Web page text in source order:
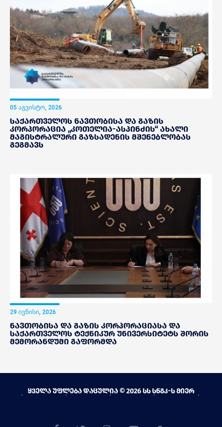
05 აგვისტო, 2026
საქართველოს ნავთობისა და გაზის
კორპორაცია „კოთელია-ასპინძის“ ახალი
მაგისტრალური გაზსადენის მშენებლობას
გეგმავს
29 ივნისი, 2026
ნავთობისა და გაზის კორპორაციასა და
საქართველოს ტექნიკურ უნივერსიტეტს შორის
მემორანდუმი გაფორმდა
ყველა უფლება დაცულია © 2026 სს სნგკ-ს მიერ